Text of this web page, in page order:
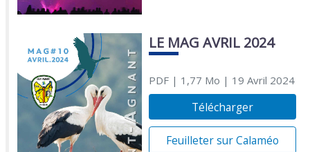
LE MAG AVRIL 2024
PDF| 1,77 Mo | 19 Avril 2024
Télécharger
Feuilleter sur Calaméo